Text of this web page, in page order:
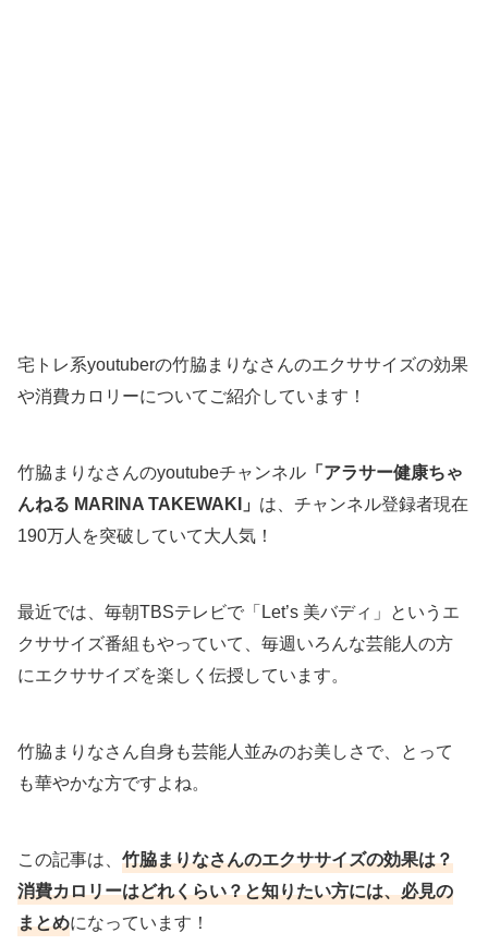
宅トレ系youtuberの竹脇まりなさんのエクササイズの効果
や消費カロリーについてご紹介しています！
竹脇まりなさんのyoutubeチャンネル 「アラサー健康ちゃ
んねる MARINA TAKEWAKI」 は、チャンネル登録者現在
190万人を突破していて大人気！
最近では、毎朝TBSテレビで「Let’s 美バディ」というエ
クササイズ番組もやっていて、毎週いろんな芸能人の方
にエクササイズを楽しく伝授しています。
竹脇まりなさん自身も芸能人並みのお美しさで、とって
も華やかな方ですよね。
この記事は、竹脇まりなさんのエクササイズの効果は？
消費カロリーはどれくらい？と知りたい方には、必見の
まとめになっています！